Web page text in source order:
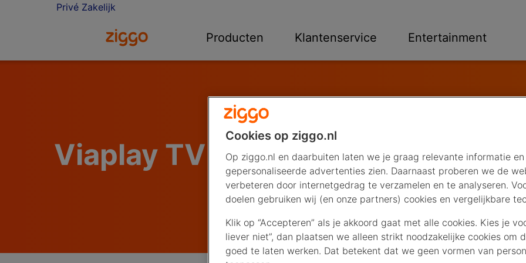
Privé Zakelijk
Ga naar de Ziggo homepageProducten Klantenservice Entertainment
Viaplay TV
Cookies op ziggo.nl
Op ziggo.nl en daarbuiten laten we je graag relevante informatie en
gepersonaliseerde advertenties zien. Daarnaast proberen we de
verbeteren door internetgedrag te verzamelen en te analyseren.
doelen gebruiken wij (en onze partners) cookies en vergelijkbare
Klik op “Accepteren” als je akkoord gaat met alle cookies. Kies je
liever niet”, dan plaatsen we alleen strikt noodzakelijke cookies om
goed te laten werken. Dat betekent dat we geen vormen van